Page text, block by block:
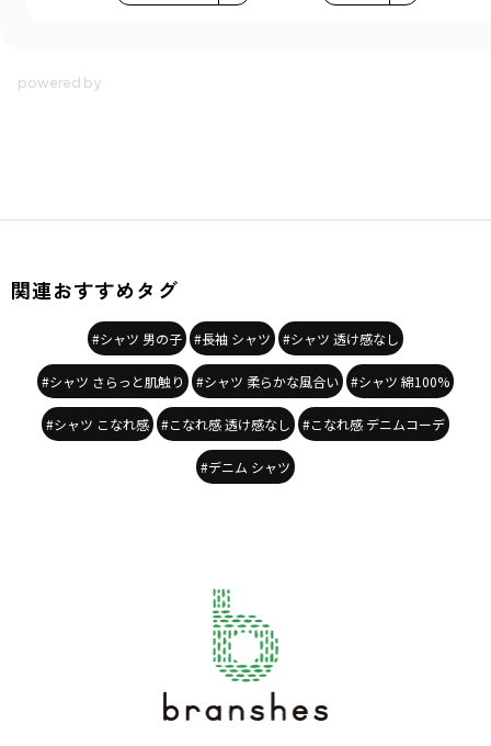
関連おすすめタグ
#シャツ 男の子 #長袖 シャツ #シャツ 透け感なし
#シャツ さらっと肌触り #シャツ 柔らかな風合い #シャツ 綿100%
#シャツ こなれ感 #こなれ感 透け感なし #こなれ感 デニムコーデ
#デニム シャツ